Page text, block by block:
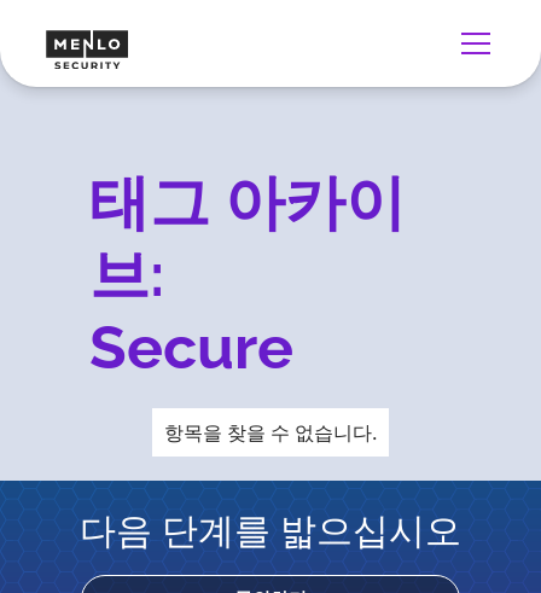
태그 아카이
브:
Secure
항목을 찾을 수 없습니다.
다음 단계를 밟으십시오